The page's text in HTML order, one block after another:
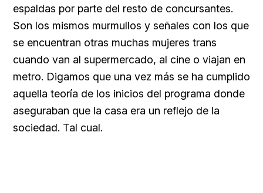
espaldas por parte del resto de concursantes.
Son los mismos murmullos y señales con los que
se encuentran otras muchas mujeres trans
cuando van al supermercado, al cine o viajan en
metro. Digamos que una vez más se ha cumplido
aquella teoría de los inicios del programa donde
aseguraban que la casa era un reflejo de la
sociedad. Tal cual.